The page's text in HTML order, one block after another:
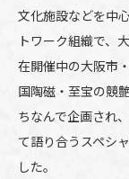
文化施設などを中
トワーク組織で、
在開催中の大阪市
国陶磁・至宝の競
ちなんで企画され
て語り合うスペシ
した。